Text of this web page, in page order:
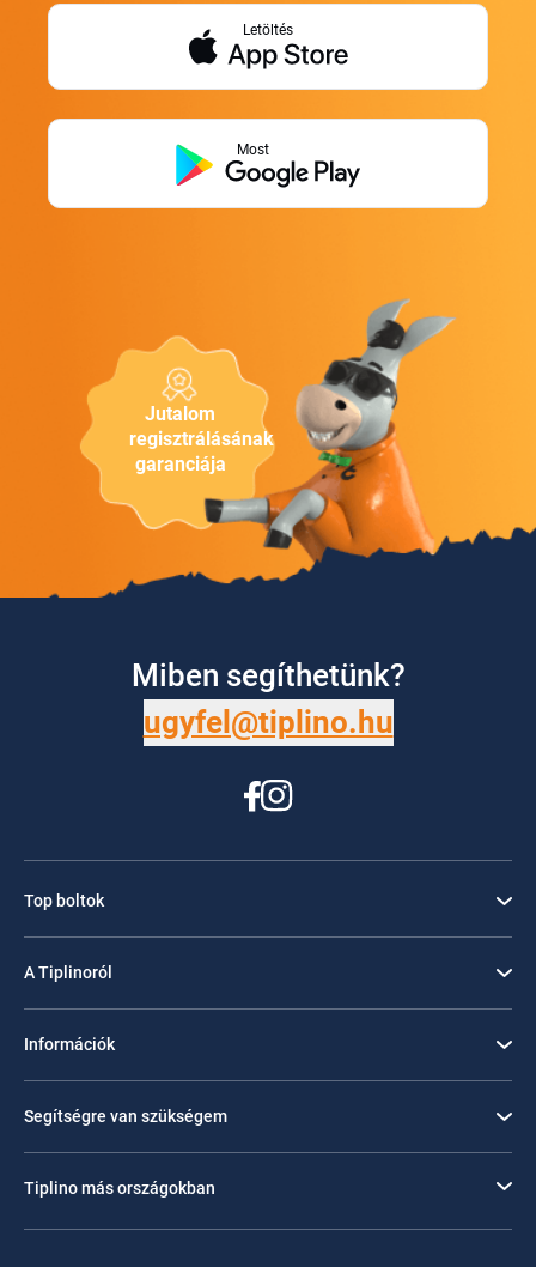
Jutalom
regisztrálásának
garanciája
Letöltés
Most
Miben segíthetünk?
ugyfel@tiplino.hu
Top boltok
A Tiplinoról
Információk
Segítségre van szükségem
Tiplino más országokban